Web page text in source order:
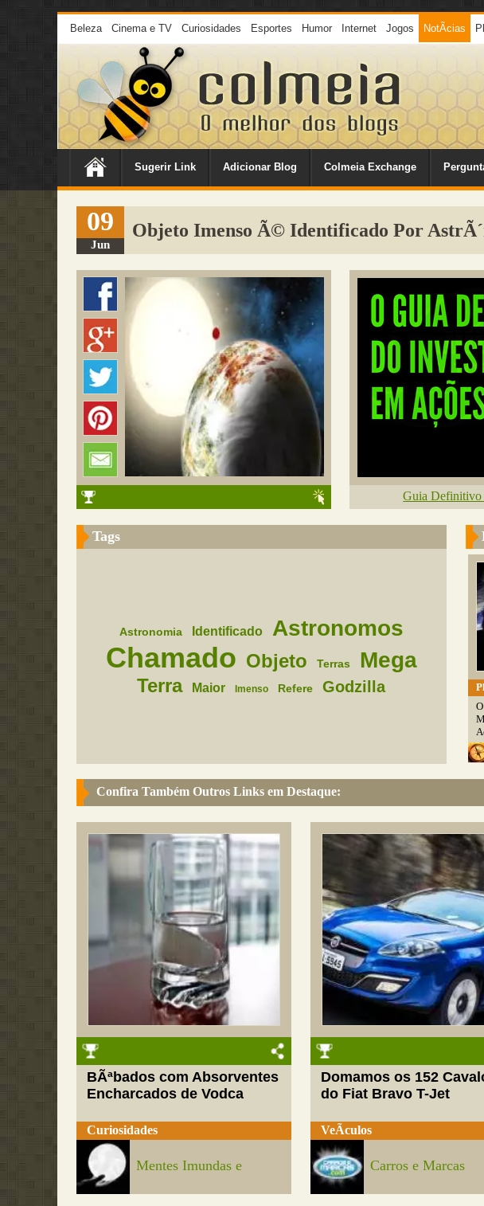
Beleza Cinema e TV Curiosidades Esportes Humor Internet Jogos NotÃ­cias
Sugerir Link Adicionar Blog Colmeia Exchange
09
Jun
Objeto Imenso Ã© Identificado Por
Guia Definitivo
Tags
Astronomia Identificado Astronomos
Chamado Objeto Terras Mega
Terra Maior Imenso Refere Godzilla
Confira Também Outros Links em Destaque:
BÃªbados com Absorventes
Encharcados de Vodca
Curiosidades
Mentes Imundas e
Domamos os 152
do Fiat Bravo T-Jet
VeÃ­culos
Carros e Marcas